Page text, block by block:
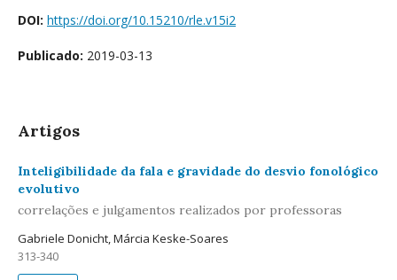
DOI: https://doi.org/10.15210/rle.v15i2
Publicado: 2019-03-13
Artigos
Inteligibilidade da fala e gravidade do desvio fonológico
evolutivo
correlações e julgamentos realizados por professoras
Gabriele Donicht, Márcia Keske-Soares
313-340